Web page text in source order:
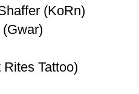
(KoRn)
Tattoo)